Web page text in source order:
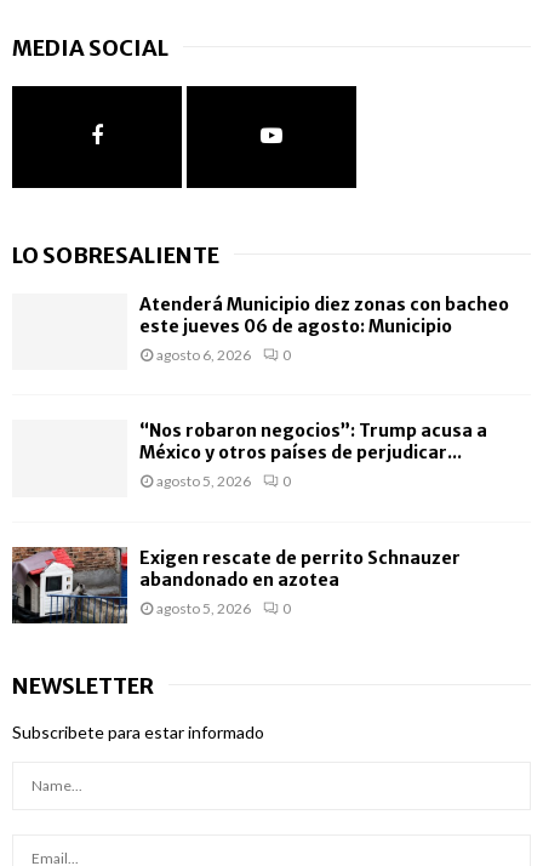
MEDIA SOCIAL
LO SOBRESALIENTE
Atenderá Municipio diez zonas con bacheo
este jueves 06 de agosto: Municipio
agosto 6, 2026 0
“Nos robaron negocios”: Trump acusa a
México y otros países de perjudicar...
agosto 5, 2026 0
Exigen rescate de perrito Schnauzer
abandonado en azotea
agosto 5, 2026 0
NEWSLETTER
Subscribete para estar informado